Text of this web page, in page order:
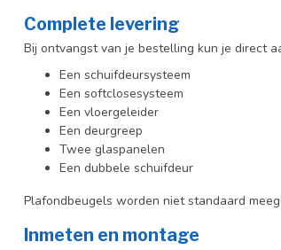
Complete levering
Bij ontvangst van je bestelling kun je direct
Een schuifdeursysteem
Een softclosesysteem
Een vloergeleider
Een deurgreep
Twee glaspanelen
Een dubbele schuifdeur
Plafondbeugels worden niet standaard
Inmeten en montage